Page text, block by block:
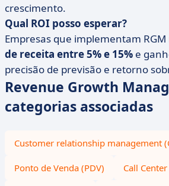
crescimento.
Qual ROI posso esperar?
Empresas que implementam
de receita entre 5% e 15% e
precisão de previsão e retorno
Revenue Growth
categorias associadas
Customer relationship management
Ponto de Venda (PDV) Call Center